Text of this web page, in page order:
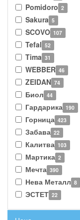
Pomidoro 2
Sakura 5
SCOVO 107
Tefal 52
Tima 31
WEBBER 46
ZEIDAN 74
Биол 44
Гардарика 190
Горница 423
Забава 22
Калитва 103
Мартика 2
Мечта 390
Нева Металл 8
ЭСТЕТ 22